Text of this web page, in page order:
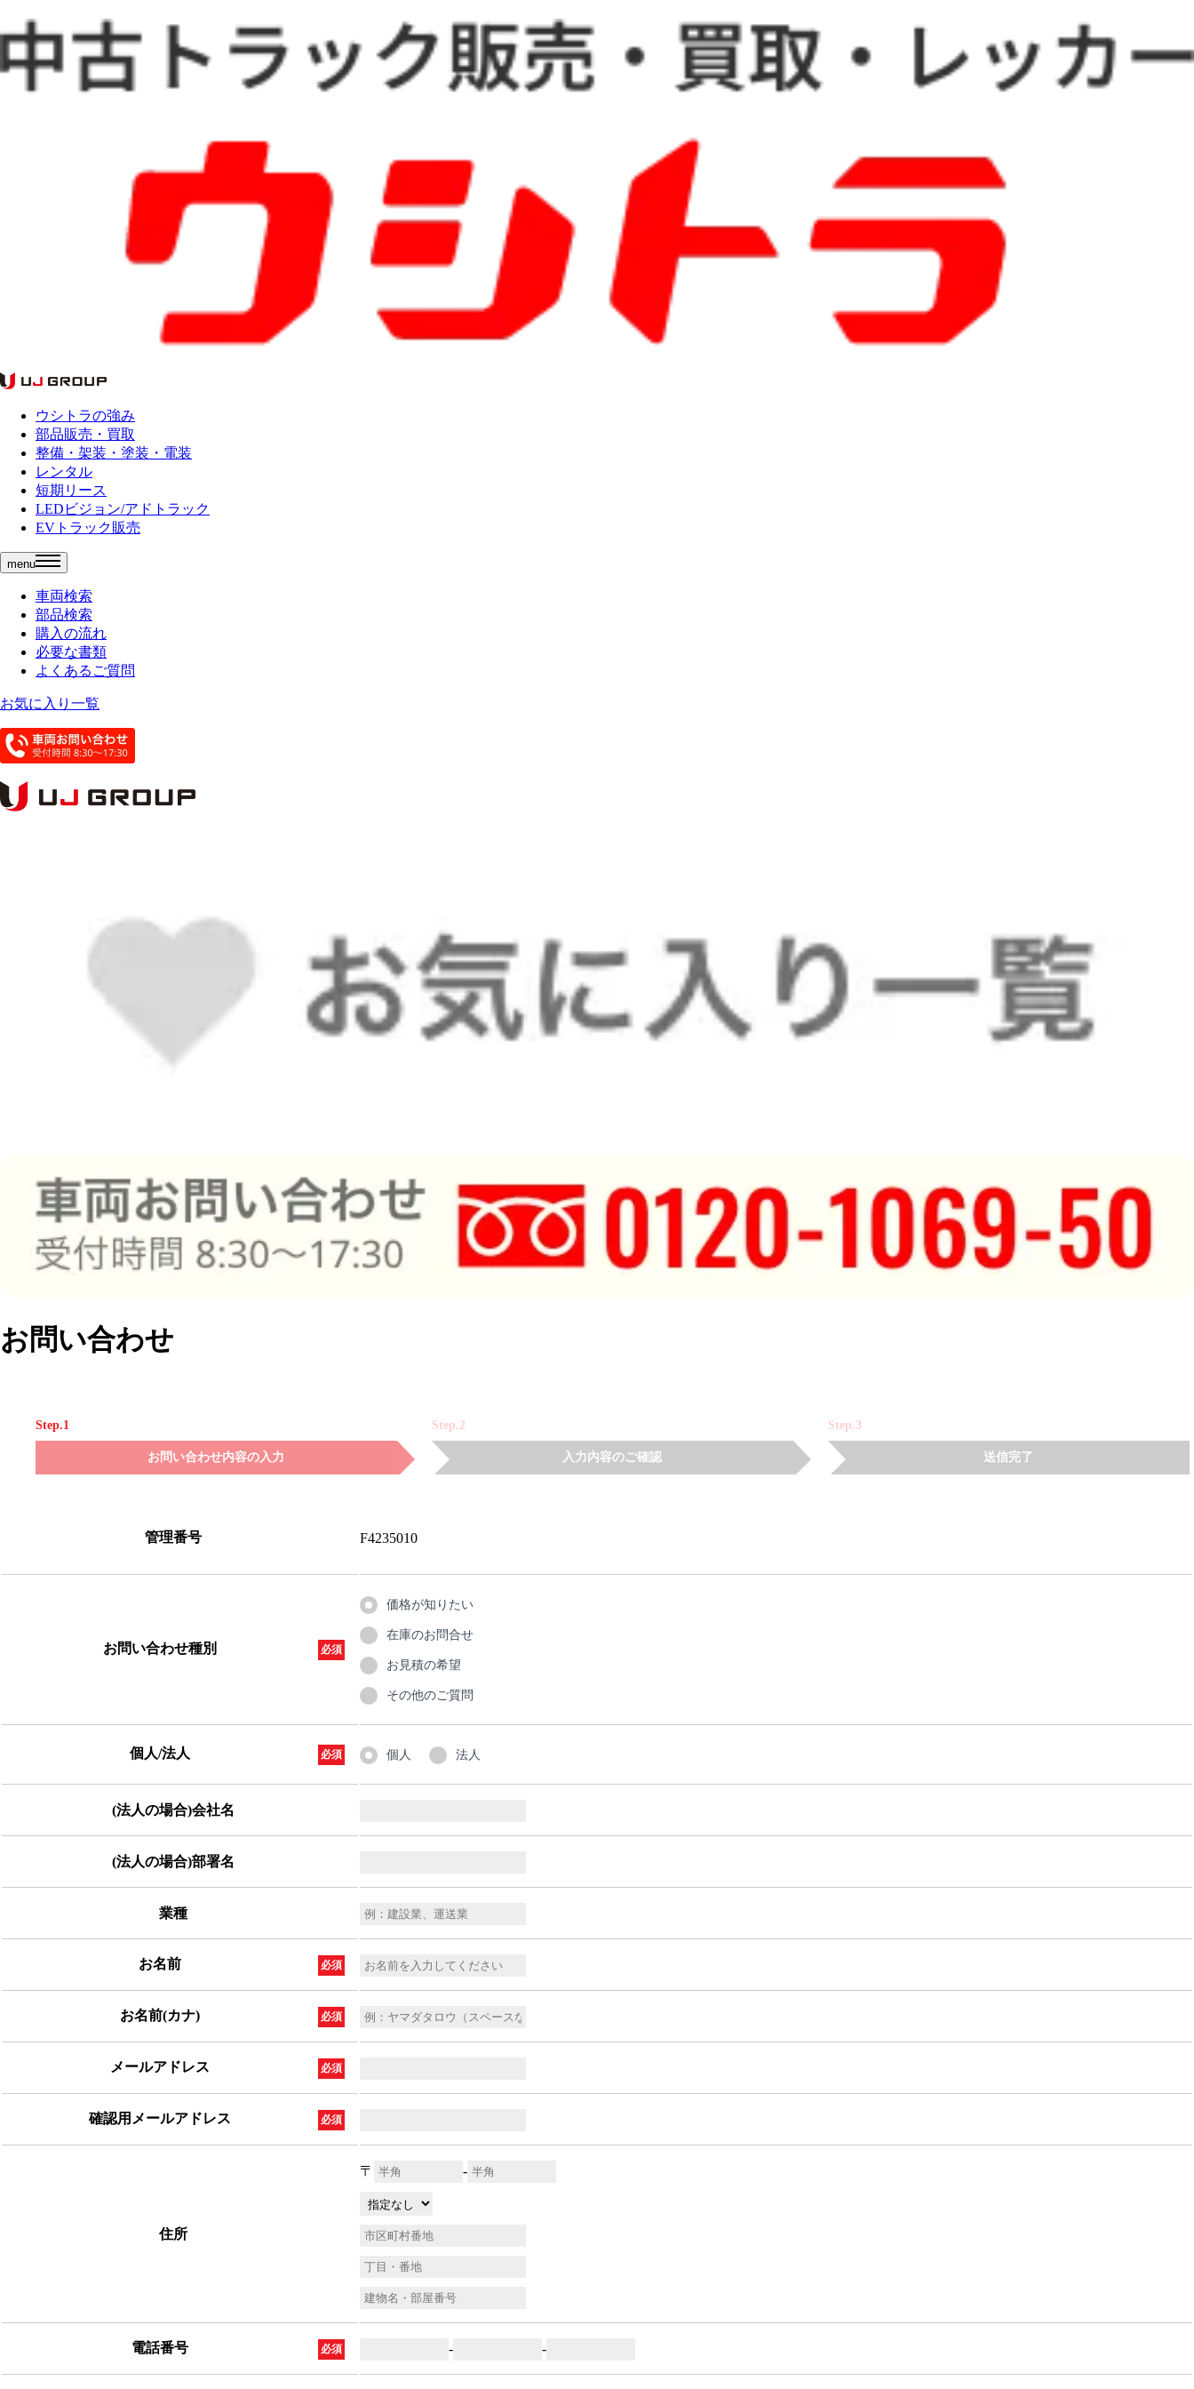
ウシトラの強み
部品販売・買取
整備・架装・塗装・電装
レンタル
短期リース
LEDビジョン/アドトラック
EVトラック販売
menu
車両検索
部品検索
購入の流れ
必要な書類
よくあるご質問
お気に入り一覧
お問い合わせ
Step.1
お問い合わせ内容の入力
Step.2
入力内容のご確認
Step.3
送信完了
管理番号 F4235010
お問い合わせ種別 必須
価格が知りたい
在庫のお問合せ
お見積の希望
その他のご質問
個人/法人 必須 個人 法人
(法人の場合)会社名
(法人の場合)部署名
業種
お名前 必須
お名前(カナ) 必須
メールアドレス 必須
確認用メールアドレス 必須
住所
〒 -
電話番号 必須 - -